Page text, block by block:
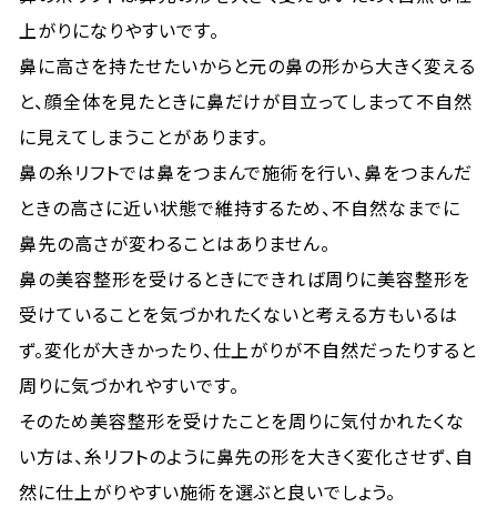
上がりになりやすいです。
鼻に高さを持たせたいからと元の鼻の形から大きく変える
と、顔全体を見たときに鼻だけが目立ってしまって不自然
に見えてしまうことがあります。
鼻の糸リフトでは鼻をつまんで施術を行い、鼻をつまんだ
ときの高さに近い状態で維持するため、不自然なまでに
鼻先の高さが変わることはありません。
鼻の美容整形を受けるときにできれば周りに美容整形を
受けていることを気づかれたくないと考える方もいるは
ず。変化が大きかったり、仕上がりが不自然だったりすると
周りに気づかれやすいです。
そのため美容整形を受けたことを周りに気付かれたくな
い方は、糸リフトのように鼻先の形を大きく変化させず、自
然に仕上がりやすい施術を選ぶと良いでしょう。